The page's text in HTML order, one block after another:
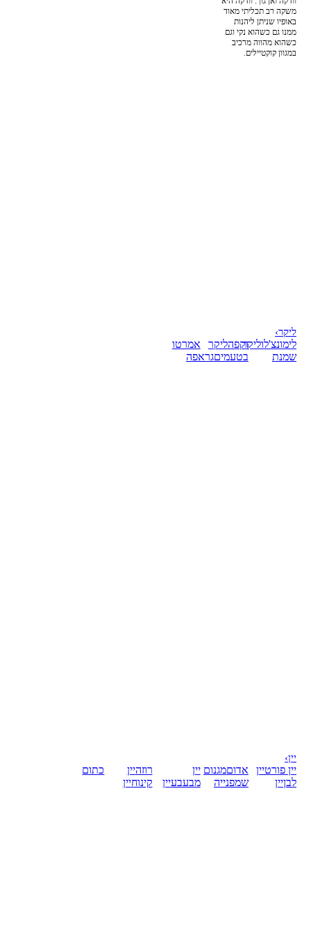
משקה רב תכליתי מאוד
באופיו שניתן ליהנות
ממנו גם כשהוא נקי וגם
כשהוא מהווה מרכיב
במגוון קוקטיילים.
ליקר›
לימונצ'לוליקר
שמנת
וקפהליקר
בטעמיםגראפה
אמרטו
יין›
יין פורטיין
לבןיין
אדוםמגנום
שמפנייה
יין
מבעבעיין
רוזהיין
קינוחיין
כתום